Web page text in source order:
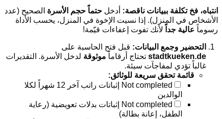
انتباه، فخ تكلفة ببيانات ناقصة: أدخل حتماً حجم الأسرة الصحيح (عدد
الأشخاص في المنزل). إذا نسيت الإخوة في المنزل، يحسب الأداة
رسوماً عالية جداً لأنك تفوت إعفاءات قيّمة!
التحضير وجمع البيانات: قبل فتح الحاسبة على
stadtkueken.de تحتاج أرقاماً موثوقة لدخل الأسرة. التقديرات
غالباً تؤدي لمفاجآت سيئة.
قائمة تحقق سريعة للوثائق:
Not completed
إثباتات راتب آخر 12 شهراً لكلا
الوالدين
Not completed إثباتات بدلات تعويضية (رعاية
الطفل، إعانة بطالة)